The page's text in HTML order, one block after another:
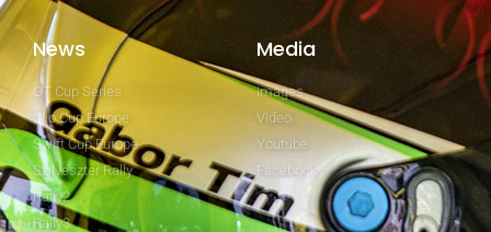
News
GT Cup Series
Clio Cup Europe
Swift Cup Europe
Szilveszter Rally
Rally2
Rally3
Media
Images
Video
Youtube
Facebook